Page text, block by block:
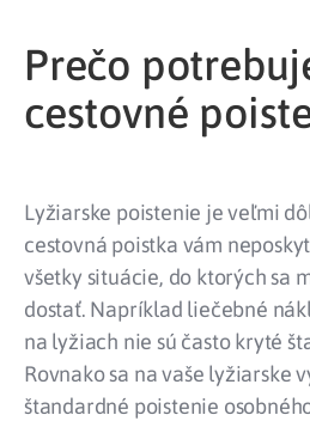
Prečo
cestovné
Lyžiarske poistenie je veľmi
cestovná poistka vám
všetky situácie, do ktorých sa
dostať. Napríklad liečebné
na lyžiach nie sú často kryté
Rovnako sa na vaše lyžiarske
štandardné poistenie